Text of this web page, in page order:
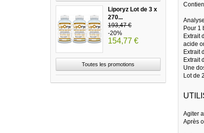
Liporyz Lot de 3 x
270...
193,47 €
-20%
154,77 €
Toutes les promotions
Pour 1
Extrait
acide
Extrait
Extrait
Une
Lot de
Agiter
Après